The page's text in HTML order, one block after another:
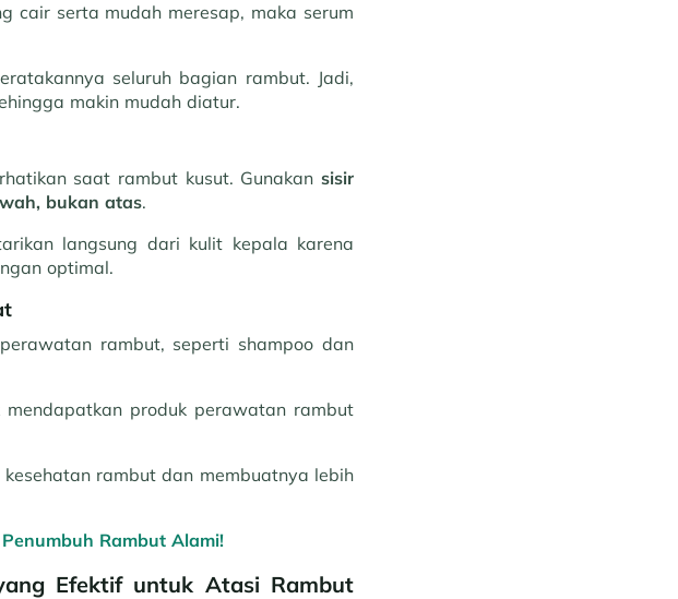
cair serta mudah meresap, maka serum
seluruh bagian rambut. Jadi,
makin mudah diatur.
saat rambut kusut. Gunakan sisir
bukan atas.
langsung dari kulit kepala karena
optimal.
rambut, seperti shampoo dan
produk perawatan rambut
rambut dan membuatnya lebih
Rambut Alami!
Efektif untuk Atasi Rambut